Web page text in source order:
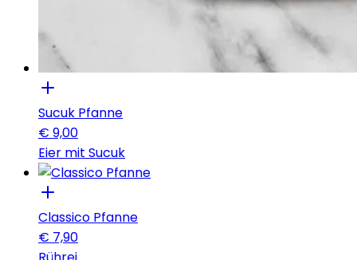
Sucuk Pfanne
€ 9,00
Eier mit Sucuk
Classico Pfanne
€ 7,90